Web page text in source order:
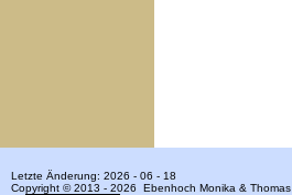
Letzte Änderung: 2026 - 06 - 18
Copyright © 2013 - 2026 Ebenhoch Monika & Thomas